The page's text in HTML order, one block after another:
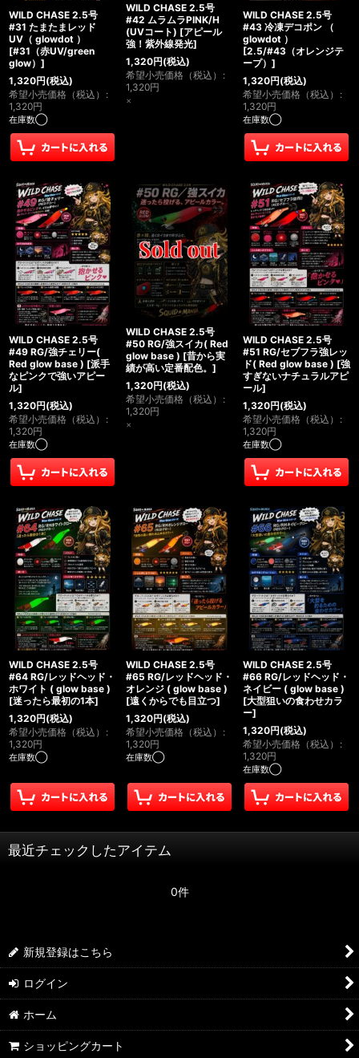
WILD CHASE 2.5号
#31 たまたまレッド
UV（ glowdot ）
[#31（赤UV/green
glow） ]
1,320円(税込)
希望小売価格（税込） :
1,320円
在庫数◯
WILD CHASE 2.5号
#42 ムラムラPINK/H
(UVコート) [アピール
強！紫外線発光]
1,320円(税込)
希望小売価格（税込） :
1,320円
×
WILD CHASE 2.5号
#43 冷凍デコポン （
glowdot ）
[2.5/#43（オレンジテ
ープ） ]
1,320円(税込)
希望小売価格（税込） :
1,320円
在庫数◯
WILD CHASE 2.5号
#49 RG/強チェリー(
Red glow base ) [派手
なピンクで強いアピー
ル]
1,320円(税込)
希望小売価格（税込） :
1,320円
在庫数◯
WILD CHASE 2.5号
#50 RG/強スイカ( Red
glow base ) [昔から実
績が高い定番配色。 ]
1,320円(税込)
希望小売価格（税込） :
1,320円
×
WILD CHASE 2.5号
#51 RG/セブフラ強レッ
ド( Red glow base ) [強
すぎないナチュラルアピ
ール]
1,320円(税込)
希望小売価格（税込） :
1,320円
在庫数◯
WILD CHASE 2.5号
#64 RG/レッドヘッド・
ホワイト ( glow base )
[迷ったら最初の1本]
1,320円(税込)
希望小売価格（税込） :
1,320円
在庫数◯
WILD CHASE 2.5号
#65 RG/レッドヘッド・
オレンジ ( glow base )
[遠くからでも目立つ]
1,320円(税込)
希望小売価格（税込） :
1,320円
在庫数◯
WILD CHASE 2.5号
#66 RG/レッドヘッド・
ネイビー ( glow base )
[大型狙いの食わせカラ
ー]
1,320円(税込)
希望小売価格（税込） :
1,320円
在庫数◯
最近チェックしたアイテム
0件
新規登録はこちら
ログイン
ホーム
ショッピングカート